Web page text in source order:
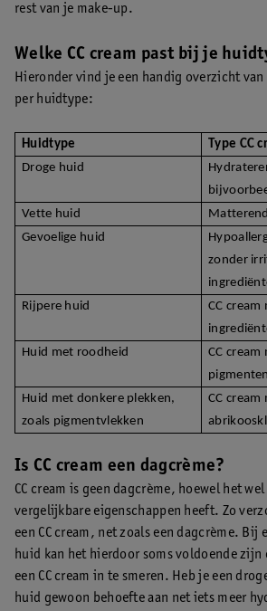
rest van je make-up.
Welke CC cream past bij je
Hieronder vind je een handig overzicht van
per huidtype:
Huidtype
Type CC
Droge huid
Vette huid
Gevoelige huid
zonder
Rijpere huid
CC
Huid met roodheid
CC cream
pigmenten
Huid met donkere plekken,
zoals pigmentvlekken
CC
Is CC cream een dagcrème?
CC cream is geen dagcrème, hoewel het
vergelijkbare eigenschappen heeft. Zo
een CC cream, net zoals een dagcrème. Bij
huid kan het hierdoor soms voldoende zijn
een CC cream in te smeren. Heb je een
huid gewoon behoefte aan net iets meer